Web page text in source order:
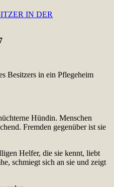
Besitzers in ein Pflegeheim
Hündin. Menschen
Fremden gegenüber ist sie
Helfer, die sie kennt, liebt
schmiegt sich an sie und zeigt